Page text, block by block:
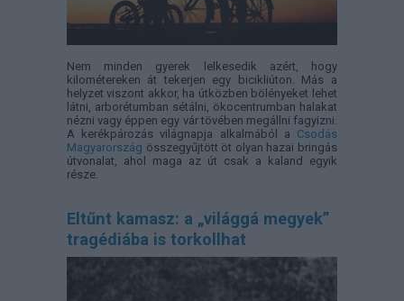
Nem minden gyerek lelkesedik azért, hogy
kilométereken át tekerjen egy bicikliúton. Más a
helyzet viszont akkor, ha útközben bölényeket lehet
látni, arborétumban sétálni, ökocentrumban halakat
nézni vagy éppen egy vár tövében megállni fagyizni.
A kerékpározás világnapja alkalmából a Csodás
Magyarország összegyűjtött öt olyan hazai bringás
útvonalat, ahol maga az út csak a kaland egyik
része.
Eltűnt kamasz: a „világgá megyek”
tragédiába is torkollhat